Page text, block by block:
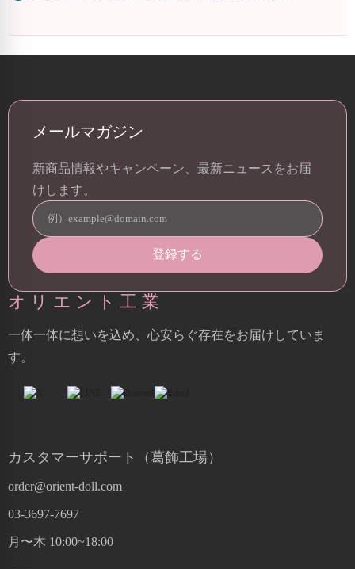
メールマガジン
新商品情報やキャンペーン、最新ニュースをお届
けします。
オリエント工業
一体一体に想いを込め、心安らぐ存在をお届けしていま
す。
カスタマーサポート（葛飾工場）
order@orient-doll.com
03-3697-7697
月〜木 10:00~18:00